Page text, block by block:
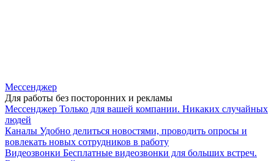
Мессенджер
Для работы без посторонних и рекламы
Мессенджер Только для вашей компании. Никаких случайных
людей
Каналы Удобно делиться новостями, проводить опросы и
вовлекать новых сотрудников в работу
Видеозвонки Бесплатные видеозвонки для больших встреч.